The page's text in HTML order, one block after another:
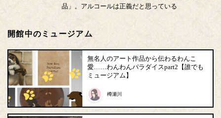
品」。アルコールは正義だと思っている
開館中のミュージアム
無名人のアート作品から伝わるわんこ
愛……わんわんパラダイスpart2【誰でも
ミュージアム】
樽瀬川